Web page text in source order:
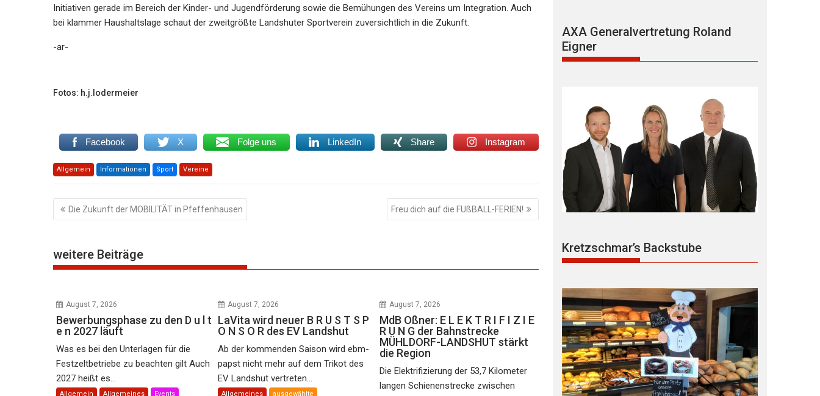
Initiativen gerade im Bereich der Kinder- und Jugendförderung sowie die Bemühungen des Vereins um Integration. Auch
bei klammer Haushaltslage schaut der zweitgrößte Landshuter Sportverein zuversichtlich in die Zukunft.
-ar-
Fotos: h.j.lodermeier
Facebook X Folge uns LinkedIn Share Instagram
Allgemein Informationen Sport Vereine
Beitragsnavigation
Die Zukunft der MOBILITÄT in Pfeffenhausen Freu dich auf die FUßBALL-FERIEN!
weitere Beiträge
August 7, 2026
Bewerbungsphase zu den D u l t
e n 2027 läuft
Was es bei den Unterlagen für die
Festzeltbetriebe zu beachten gilt Auch
2027 heißt es...
Allgemein Allgemeines Events
August 7, 2026
LaVita wird neuer B R U S T S P
O N S O R des EV Landshut
Ab der kommenden Saison wird ebm-
papst nicht mehr auf dem Trikot des
EV Landshut vertreten...
Allgemeines ausgewählte
August 7, 2026
MdB Oßner: E L E K T R I F I Z I E
R U N G der Bahnstrecke
MÜHLDORF-LANDSHUT stärkt
die Region
Die Elektrifizierung der 53,7 Kilometer
langen Schienenstrecke zwischen
AXA Generalvertretung Roland
Eigner
Kretzschmar’s Backstube